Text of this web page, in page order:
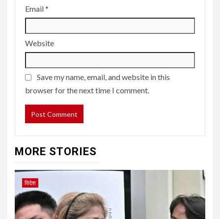
Email*
Website
Save my name, email, and website in this
browser for the next time I comment.
MORE STORIES
विदेश